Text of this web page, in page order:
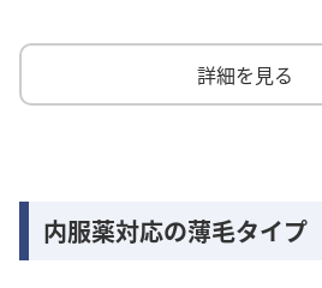
詳細を見る
内服薬対応の薄毛タイプ